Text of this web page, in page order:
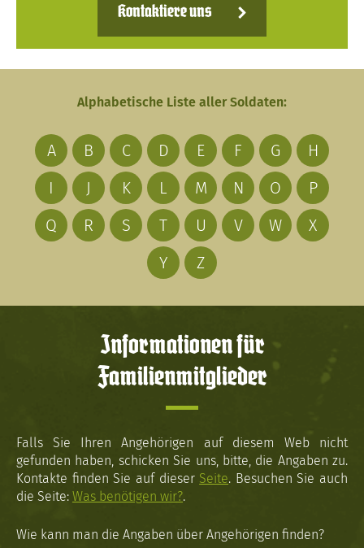
Kontaktiere uns
Alphabetische Liste aller Soldaten:
A B C D E F G
H
I
J K L M N O
P
Q
R S T U V W
X
Y
Z
Informationen für
Familienmitglieder
Falls Sie Ihren Angehörigen auf diesem Web nicht
gefunden haben, schicken Sie uns, bitte, die Angaben zu.
Kontakte finden Sie auf dieser Seite. Besuchen Sie auch
die Seite: Was benötigen wir?.
Wie kann man die Angaben über Angehörigen finden?